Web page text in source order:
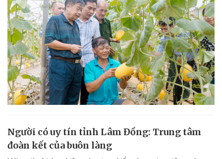
Người có uy tín tỉnh Lâm Đồng: Trung tâm
đoàn kết của buôn làng